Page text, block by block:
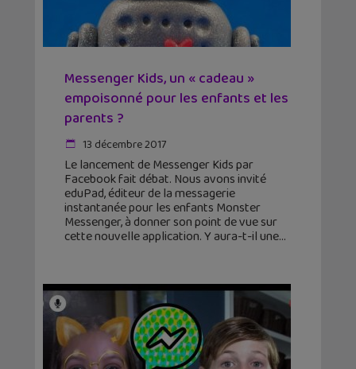
Messenger Kids, un « cadeau »
empoisonné pour les enfants et les
parents ?
13 décembre 2017
Le lancement de Messenger Kids par
Facebook fait débat. Nous avons invité
eduPad, éditeur de la messagerie
instantanée pour les enfants Monster
Messenger, à donner son point de vue sur
cette nouvelle application. Y aura-t-il une